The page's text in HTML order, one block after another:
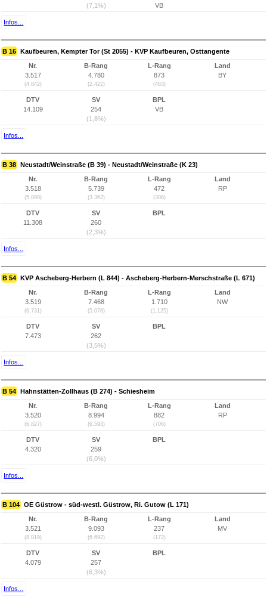
(7,1%)
VB
Infos...
B 16 Kaufbeuren, Kempter Tor (St 2055) - KVP Kaufbeuren, Osttangente
Nr.
3.517
(4.842)
B-Rang
4.780
(2.422)
L-Rang
873
(463)
Land
BY
DTV
14.109
SV
254
(1,8%)
BPL
VB
Infos...
B 38 Neustadt/Weinstraße (B 39) - Neustadt/Weinstraße (K 23)
Nr.
3.518
(5.890)
B-Rang
5.739
(3.362)
L-Rang
472
(308)
Land
RP
DTV
11.308
SV
260
(2,3%)
BPL
Infos...
B 54 KVP Ascheberg-Herbern (L 844) - Ascheberg-Herbern-Merschstraße (L 671)
Nr.
3.519
(6.731)
B-Rang
7.468
(5.078)
L-Rang
1.710
(1.125)
Land
NW
DTV
7.473
SV
262
(3,5%)
BPL
Infos...
B 54 Hahnstätten-Zollhaus (B 274) - Schiesheim
Nr.
3.520
(6.827)
B-Rang
8.994
(6.593)
L-Rang
882
(706)
Land
RP
DTV
4.320
SV
259
(6,0%)
BPL
Infos...
B 104 OE Güstrow - süd-westl. Güstrow, Ri. Gutow (L 171)
Nr.
3.521
(8.819)
B-Rang
9.093
(6.692)
L-Rang
237
(172)
Land
MV
DTV
4.079
SV
257
(6,3%)
BPL
Infos...